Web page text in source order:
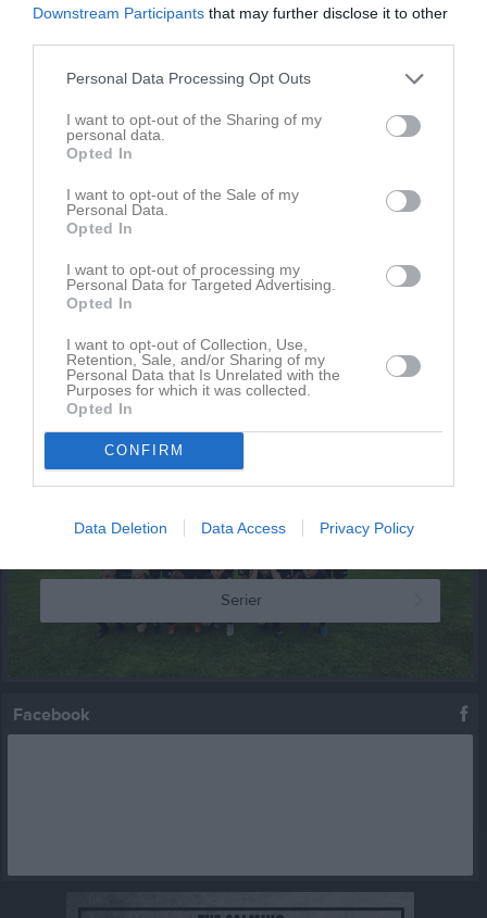
Downstream Participants that may further disclose it to other
Personal Data Processing Opt Outs
I want to opt-out of the Sharing of my
personal data.
Opted In
I want to opt-out of the Sale of my
Personal Data.
Opted In
I want to opt-out of processing my
Personal Data for Targeted Advertising.
Opted In
I want to opt-out of Collection, Use,
Retention, Sale, and/or Sharing of my
Personal Data that Is Unrelated with the
Purposes for which it was collected.
Opted In
CONFIRM
Data Deletion Data Access Privacy Policy
Serier
Facebook